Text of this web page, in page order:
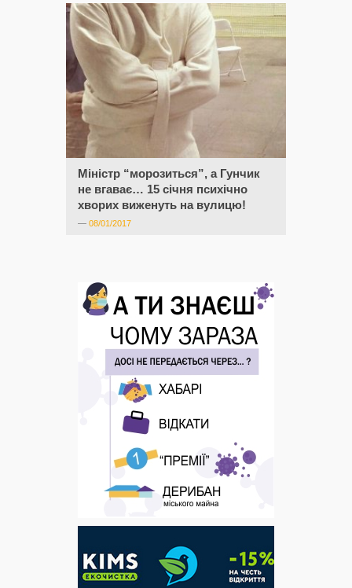
Міністр “морозиться”, а Гунчик
не вгаває… 15 січня психічно
хворих виженуть на вулицю!
— 08/01/2017